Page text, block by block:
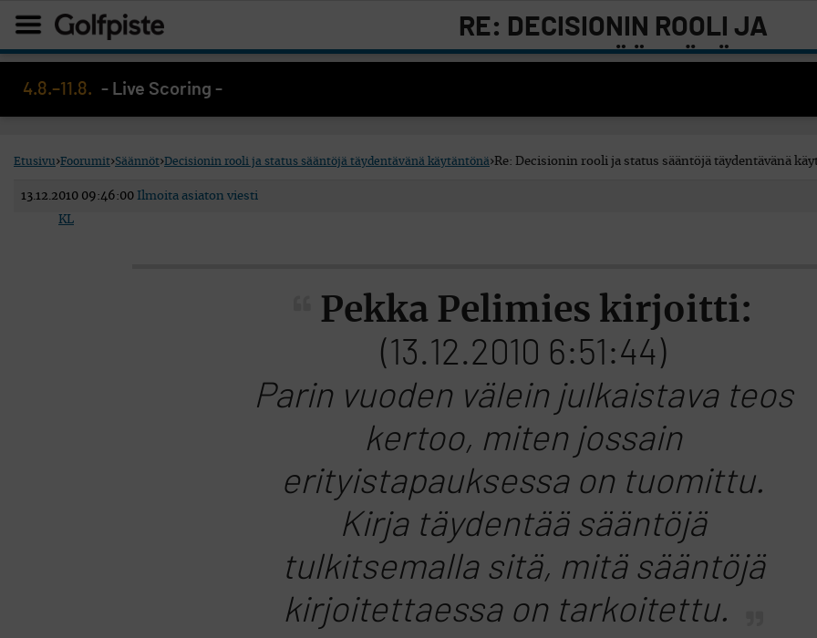
RE: DECISIONIN ROOLI JA
STATUS SÄÄNTÖJÄ
4.8.–11.8. - Live Scoring -
Etusivu›Foorumit›Säännöt›Decisionin rooli ja status sääntöjä täydentävänä käytäntönä›Re: Decisionin rooli ja status sääntöjä täydentävänä
13.12.2010 09:46:00 Ilmoita asiaton viesti
KL
Pekka Pelimies kirjoitti:
(13.12.2010 6:51:44)
Parin vuoden välein julkaistava teos
kertoo, miten jossain
erityistapauksessa on tuomittu.
Kirja täydentää sääntöjä
tulkitsemalla sitä, mitä sääntöjä
kirjoitettaessa on tarkoitettu.